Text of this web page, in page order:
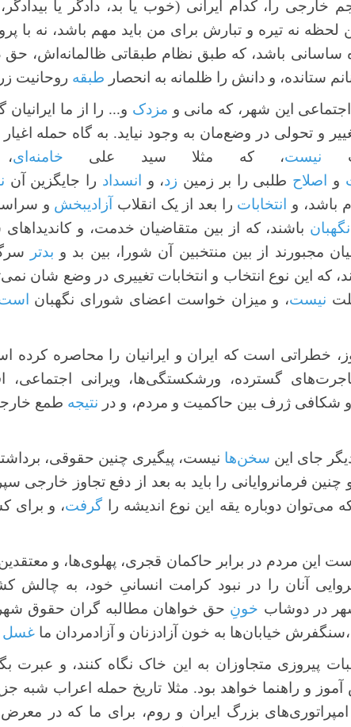
را، کدام ایرانی (خوب یا بد، دادگر یا بیدادگر،
لحظه نه تیره و تبارش برای من باید مهم باشد، نه با
ساسانی باشد، که طبق نظام طبقاتی ظالمانه‌اش، حق
ستانده، و دانش را ظلمانه به انحصار طبقه روحانیت
اجتماعی این شهر، که مانی و مزدک و... را از ما
و تحولی در وضع‌مان به وجود نیاید. به گاه حمله
نیست، که مثلا سید علی خامنه‌ای
و اصلاح طلبی را بر زمین زد، و انسداد را جایگزین آن
باشد، و
انتخابات را بعد از یک انقلاب آزادیبخش و
نگهبان باشند، که از بین متقاضیان خدمت، و
مجبورند از بین منتخبین آن شورا، بین بد و بدتر
که این نوع انتخاب و انتخابات تغییری در وضع شان
نیست، و میزان خواست اعضای شورای نگهبان
خطراتی است که ایران و ایرانیان را محاصره کرده
مهاجرت‌های گسترده، ورشکستگی‌ها، ویرانی
شکافی ژرف بین حاکمیت و مردم، و در نتیجه طمع
جای این سخن‌ها نیست، پیگیری چنین حقوقی،
چنین فرمانروایانی را باید به بعد از دفع تجاوز خارجی
می‌توان دوباره یقه این نوع اندیشه را گرفت، و برای
بیش از 160 سال است این مردم در برابر حاکمان قجری، پهلوی‌ها، و
آنان را در نبود کرامت انسانیِ خود، به
در دوشاب خونِ حق خواهان مطالبه گران حقوق
خیابان‌ها به خون آزادزنان و آزادمردان ما غسل
پیروزی متجاوزان به این خاک نگاه کنند، و عبرت
آموز و راهنما خواهد بود. مثلا تاریخ حمله اعراب شبه
امپراتوری‌های بزرگ ایران و روم، برای ما که در